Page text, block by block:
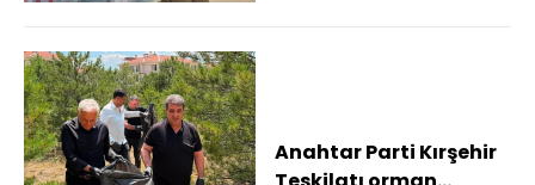
Anahtar Parti Kırşehir